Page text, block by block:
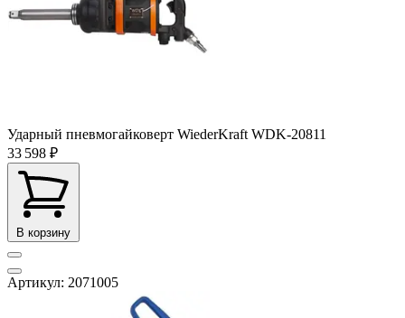
Ударный пневмогайковерт WiederKraft WDK-20811
33 598 ₽
В корзину
Артикул: 2071005